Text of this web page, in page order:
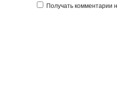
Получать комментарии